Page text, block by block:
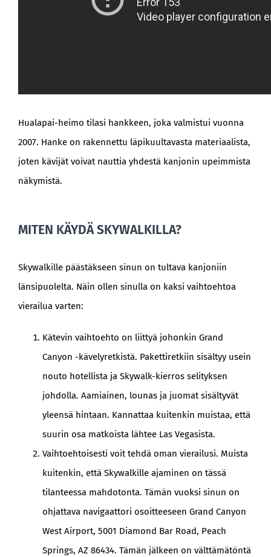
Hualapai-heimo tilasi hankkeen, joka valmistui vuonna
2007. Hanke on rakennettu läpikuultavasta materiaalista,
joten kävijät voivat nauttia yhdestä kanjonin upeimmista
näkymistä.
MITEN KÄYDÄ SKYWALKILLA?
Skywalkille päästäkseen sinun on tultava kanjoniin
länsipuolelta. Näin ollen sinulla on kaksi vaihtoehtoa
vierailua varten:
Kätevin vaihtoehto on liittyä johonkin Grand
Canyon -kävelyretkistä. Pakettiretkiin sisältyy usein
nouto hotellista ja Skywalk-kierros selityksen
johdolla. Aamiainen, lounas ja juomat sisältyvät
yleensä hintaan. Kannattaa kuitenkin muistaa, että
suurin osa matkoista lähtee Las Vegasista.
Vaihtoehtoisesti voit tehdä oman vierailusi. Muista
kuitenkin, että Skywalkille ajaminen on tässä
tilanteessa mahdotonta. Tämän vuoksi sinun on
ohjattava navigaattori osoitteeseen Grand Canyon
West Airport, 5001 Diamond Bar Road, Peach
Springs, AZ 86434. Tämän jälkeen on välttämätöntä